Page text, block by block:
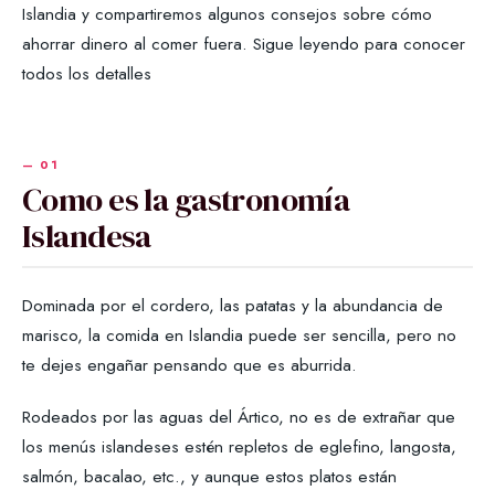
Islandia y compartiremos algunos consejos sobre cómo
ahorrar dinero al comer fuera. Sigue leyendo para conocer
todos los detalles
Como es la gastronomía
Islandesa
Dominada por el cordero, las patatas y la abundancia de
marisco, la comida en Islandia puede ser sencilla, pero no
te dejes engañar pensando que es aburrida.
Rodeados por las aguas del Ártico, no es de extrañar que
los menús islandeses estén repletos de eglefino, langosta,
salmón, bacalao, etc., y aunque estos platos están